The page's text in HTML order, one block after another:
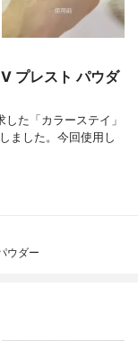
プレスト パウダ
た「カラーステイ」
ました。今回使用し
ウダー